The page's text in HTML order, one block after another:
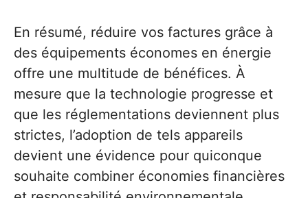
En résumé, réduire vos factures grâce à
des équipements économes en énergie
offre une multitude de bénéfices. À
mesure que la technologie progresse et
que les réglementations deviennent plus
strictes, l’adoption de tels appareils
devient une évidence pour quiconque
souhaite combiner économies financières